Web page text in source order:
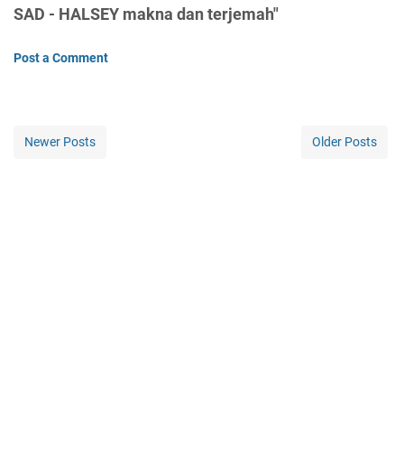
SAD - HALSEY makna dan terjemah"
Post a Comment
Newer Posts Older Posts